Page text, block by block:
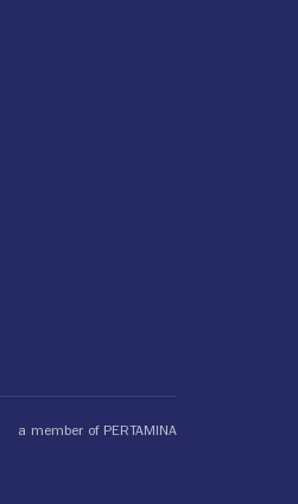
a member of PERTAMINA